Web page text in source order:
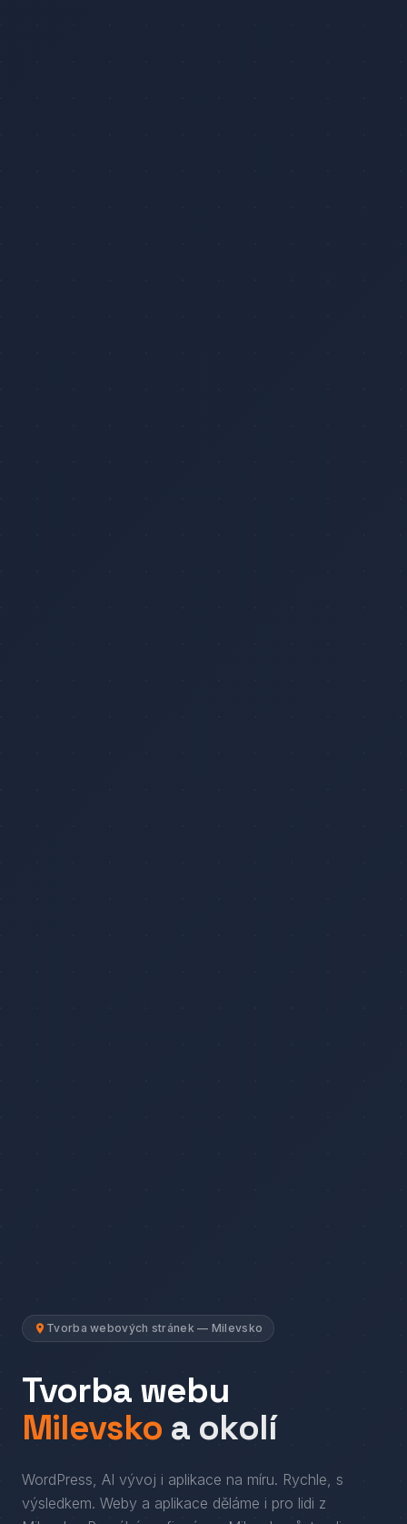
Tvorba webových stránek — Milevsko
Tvorba webu
Milevsko a okolí
WordPress, AI vývoj i aplikace na míru. Rychle, s
výsledkem. Weby a aplikace děláme i pro lidi z